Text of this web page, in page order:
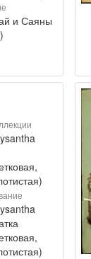
и Саяны